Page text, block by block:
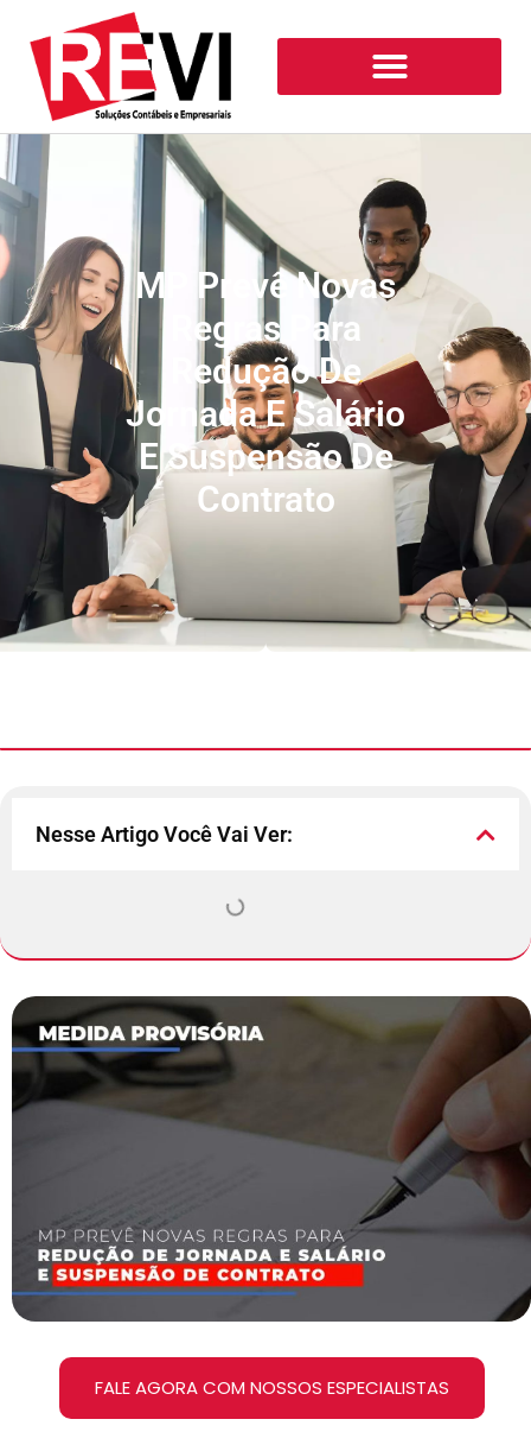
MP Prevê Novas
Regras Para
Redução De
Jornada E Salário
E Suspensão De
Contrato
Nesse Artigo Você Vai Ver:
FALE AGORA COM NOSSOS ESPECIALISTAS